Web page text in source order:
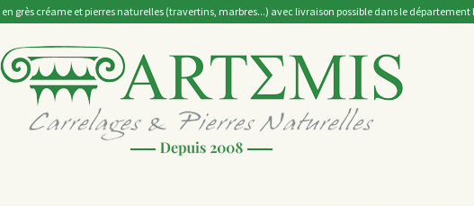
grès créame et pierres naturelles (travertins, marbres...) avec livraison possible dans le département